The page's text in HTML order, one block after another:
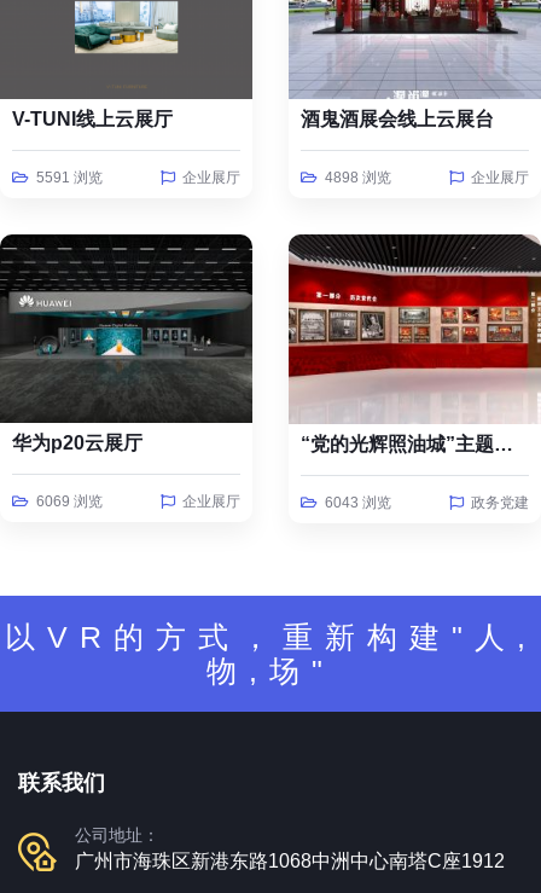
V-TUNI线上云展厅
5591 浏览 企业展厅
酒鬼酒展会线上云展台
4898 浏览 企业展厅
华为p20云展厅
6069 浏览 企业展厅
“党的光辉照油城”主题线上云展览
6043 浏览 政务党建
以VR的方式，重新构建"人,
物,场"
联系我们
公司地址：
广州市海珠区新港东路1068中洲中心南塔C座1912